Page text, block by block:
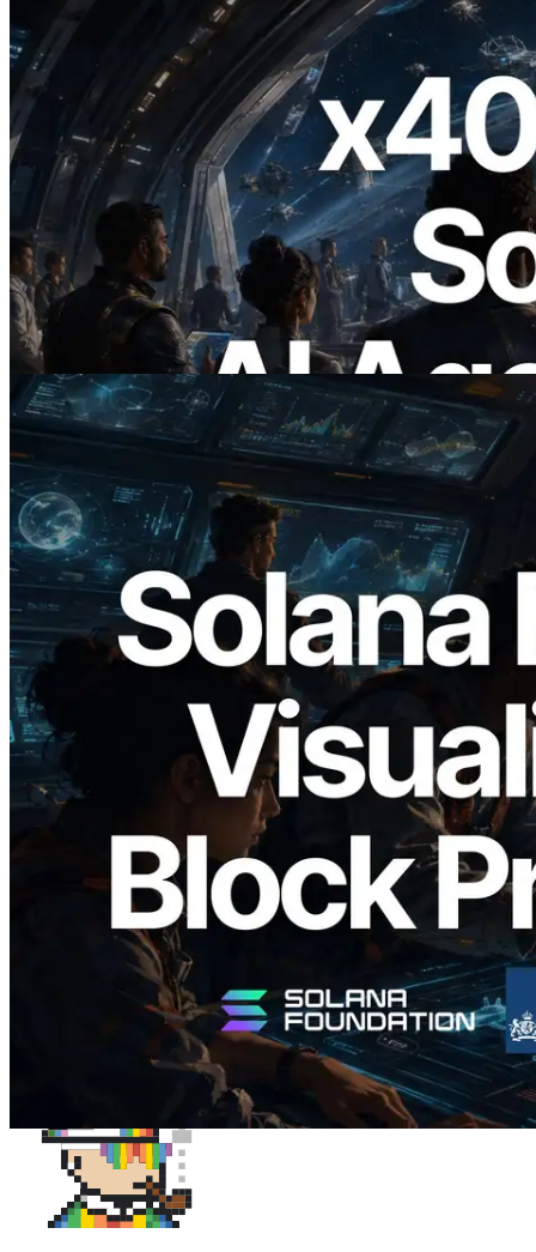
2026.07.04
ERPC x402 destekli Solana RPC'yi
yayınladı — AI agent'ların ihtiyaç
duydukları API'ler için anında ödeme
yaptığı dönem
Bu makaleyi oku
2026.05.24
Validators Solutions, Solana Block
Analyzer'ı Yayınladı — Slot Başına Blok
Üretim Süresi ve Görevli Doğrulayıcı
Görselleştirmesi
Bu makaleyi oku